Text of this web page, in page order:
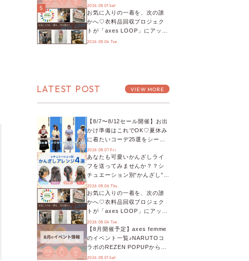
プチYour Stage.、ティーパー
ティまで！8月の特別なイベン
トをチェック◎
2026.08.01 Sat
5
お気に入りの一着を、次の誰
かへ♡衣料品回収プロジェク
トが「axes LOOP」にアップ
デート！活用するとポイント
2026.08.04 Tue
LATEST POST VIEW MORE
【8/7〜8/12セール開催】お出
かけ準備はこれでOK♡夏休み
に着たいコーデ25選をシーン
別に徹底解説！
2026.08.07 Fri.
あなたも可愛いかんざしライ
フを送ってみませんか？？シ
チュエーション別“かんざし”の
オススメ【ショップスタッフ
編集部】
2026.08.06 Thu.
お気に入りの一着を、次の誰
かへ♡衣料品回収プロジェク
トが「axes LOOP」にアップ
デート！活用するとポイント
が手に入る◎
2026.08.04 Tue.
【8月開催予定】axes femme
のイベント一覧♪NARUTOコ
ラボのREZEN POPUPから、
プチYour Stage.、ティーパー
2026.08.01 Sat.